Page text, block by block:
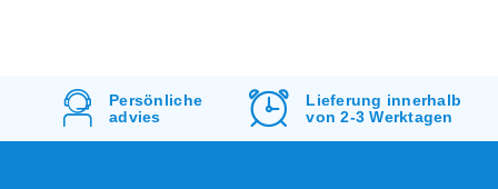
Lieferung innerhalb
von 2-3 Werktagen
Kostenlos
&Rücksendung